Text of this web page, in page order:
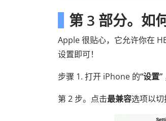
第 3 部分。如
Apple 很贴心，它允许你在
设置即可！
步骤 1. 打开 iPhone 的“设置”
第 2 步。点击最兼容选项以切